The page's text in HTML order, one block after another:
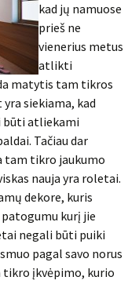
kad jų namuose
prieš ne
vienerius metus
atlikti
matytis tam tikros
siekiama, kad
būti atliekami
Tačiau dar
tam tikro jaukumo
nauja yra roletai.
dekore, kuris
kurį jie
negali būti puiki
pagal savo norus
įkvėpimo, kurio